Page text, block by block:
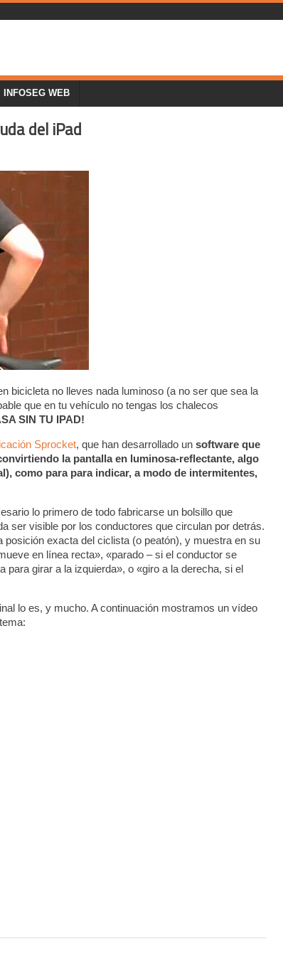
INFOSEG WEB
del iPad
bicicleta no lleves nada luminoso (a no ser que sea la
que en tu vehículo no tengas los chalecos
SIN TU IPAD!
Sprocket, que han desarrollado unsoftware que
la pantalla en luminosa-reflectante, algo
como para para indicar, a modo de intermitentes,
lo primero de todo fabricarse un bolsillo que
ser visible por los conductores que circulan por detrás.
exacta del ciclista (o peatón), y muestra en su
en línea recta», «parado – si el conductor se
para girar a la izquierda», o «giro a la derecha, si el
lo es, y mucho. A continuación mostramos un vídeo